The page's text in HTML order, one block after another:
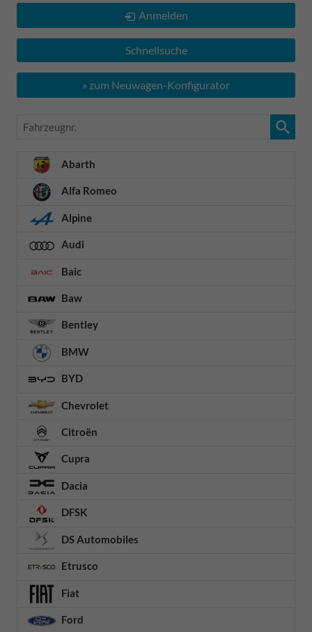
Anmelden
Schnellsuche
» zum Neuwagen-Konfigurator
Fahrzeugnr.
Abarth
Alfa Romeo
Alpine
Audi
Baic
Baw
Bentley
BMW
BYD
Chevrolet
Citroën
Cupra
Dacia
DFSK
DS Automobiles
Etrusco
Fiat
Ford